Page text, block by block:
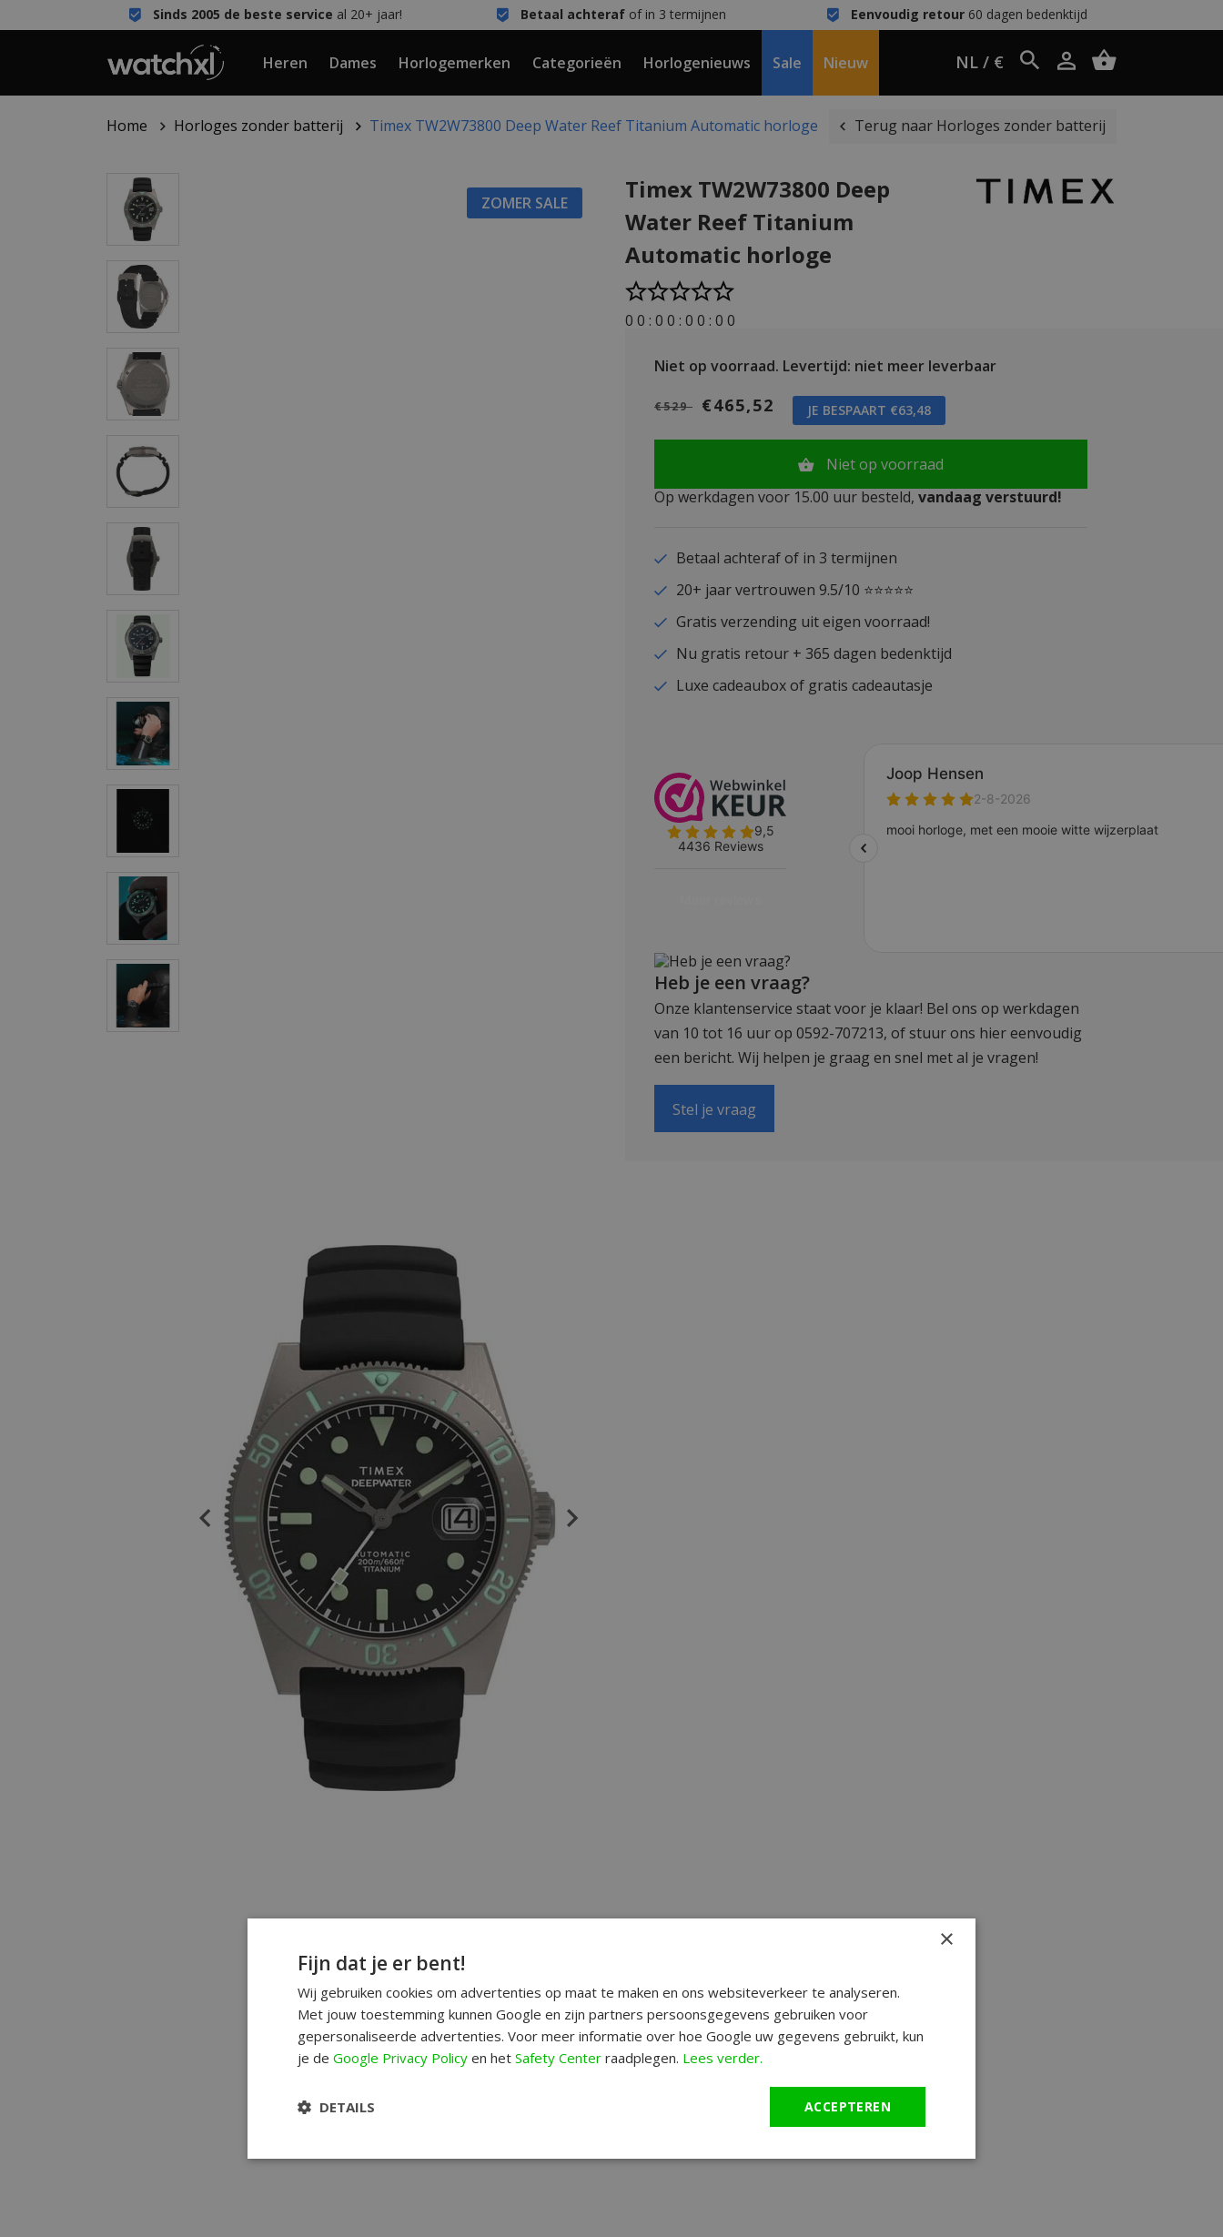
Sinds 2005 de beste service al 20+ jaar! Betaal achterafof in 3 termijnen Eenvoudig retour60 dagen bedenktijd
Heren Dames Horlogemerken Categorieën Horlogenieuws Sale Nieuw NL / €
Home Horloges zonder batterij Timex TW2W73800 Deep Water Reef Titanium Automatic horloge Terug naar Horloges zonder batterij
ZOMER SALE
Timex TW2W73800 Deep
Water Reef Titanium
Automatic horloge
0 0 : 0 0 : 0 0 : 0 0
Niet op voorraad. Levertijd: niet meer leverbaar
€529 €465,52 JE BESPAART €63,48
Niet op voorraad
Op werkdagen voor 15.00 uur besteld, vandaag verstuurd!
Betaal achteraf of in 3 termijnen
20+ jaar vertrouwen 9.5/10 ⭐⭐⭐⭐⭐
Gratis verzending uit eigen voorraad!
Nu gratis retour + 365 dagen bedenktijd
Luxe cadeaubox of gratis cadeautasje
Heb je een vraag?
Onze klantenservice staat voor je klaar! Bel ons op werkdagen
van 10 tot 16 uur op 0592-707213, of stuur ons hier eenvoudig
een bericht. Wij helpen je graag en snel met al je vragen!
Stel je vraag
×
Fijn dat je er bent!
Wij gebruiken cookies om advertenties op maat te maken en ons websiteverkeer te analyseren.
Met jouw toestemming kunnen Google en zijn partners persoonsgegevens gebruiken voor
gepersonaliseerde advertenties. Voor meer informatie over hoe Google uw gegevens gebruikt, kun
je de Google Privacy Policy en het Safety Center raadplegen. Lees verder.
ACCEPTEREN
DETAILS